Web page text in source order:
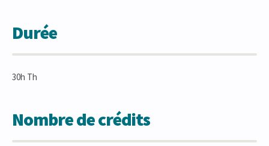
Durée
30h Th
Nombre de crédits